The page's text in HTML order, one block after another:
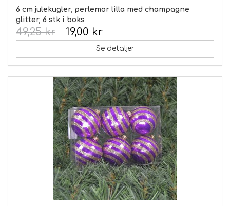
6 cm julekugler, perlemor lilla med champagne
glitter, 6 stk i boks
19,00 kr
49,25 kr
Se detaljer